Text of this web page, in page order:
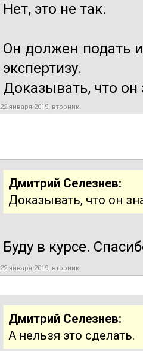
Нет, это не так.
Он должен подать
экспертизу.
Доказывать, что
22 января 2019, вторник
Дмитрий Селезнев:
Доказывать, что он
Буду в курсе.
22 января 2019, вторник
Дмитрий Селезнев:
А нельзя это сделать.